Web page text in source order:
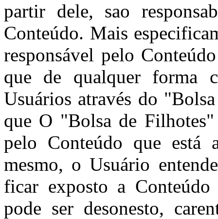
partir dele, sao
Conteúdo. Mais
responsável pelo
que de qualquer forma
Usuários através do
que O "Bolsa de
pelo Conteúdo que está
mesmo, o Usuário
ficar exposto a
pode ser desonesto,